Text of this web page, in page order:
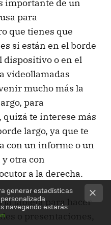
importante de un
para
que tienes que
si están en el borde
dispositivo o en el
videollamadas
mucho más la
para
te interese más
largo, ya que te
con un informe o un
otra con
a la derecha.
la tableta para hacer
o presentaciones,
generar estadísticas
navegando estarás